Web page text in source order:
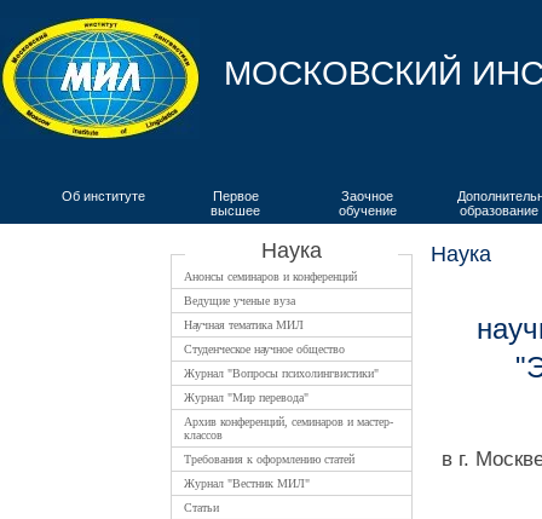
МОСКОВСКИЙ
Об институте
Первое
высшее
Заочное
обучение
образование
Наука
Анонсы семинаров и конференций
Ведущие ученые вуза
Научная тематика МИЛ
Студенческое научное общество
Журнал "Вопросы психолингвистики"
Журнал "Мир перевода"
Архив конференций, семинаров и мастер-
классов
Требования к оформлению статей
Журнал "Вестник МИЛ"
Статьи
Наука
в г.